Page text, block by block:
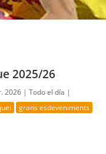
2025/26
2026 |Todo el día |
grans esdeveniments